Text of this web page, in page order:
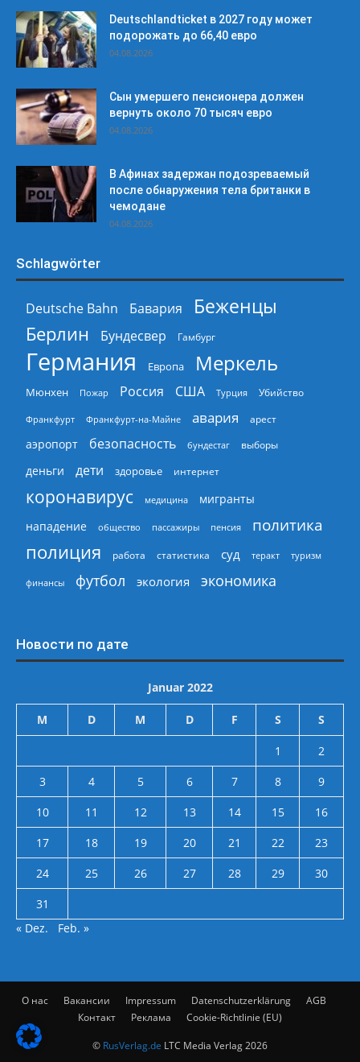
Deutschlandticket в 2027 году может
подорожать до 66,40 евро
04.08.2026
Сын умершего пенсионера должен
вернуть около 70 тысяч евро
04.08.2026
В Афинах задержан подозреваемый
после обнаружения тела британки в
чемодане
04.08.2026
Schlagwörter
Deutsche Bahn Бавария
Беженцы
Берлин
Бундесвер Гамбург
Германия Европа Меркель
Мюнхен Пожар Россия США Турция Убийство
Франкфурт Франкфурт-на-Майне авария арест
аэропорт безопасность бундестаг выборы
деньги дети здоровье интернет
коронавирус медицина
мигранты
нападение
общество пассажиры пенсия политика
полиция работа статистика суд теракт туризм
финансы футбол экология экономика
Новости по дате
Januar 2022
M D M D F S S
1
2
3
4 5 6 7 8
9
10
11 12 13 14 15
16
17
18 19 20 21 22
23
24
25 26 27 28 29
30
31
« Dez.
Feb. »
О нас Вакансии Impressum Datenschutzerklärung
AGB
Контакт
Реклама Cookie-Richtlinie (EU)
© RusVerlag.de LTC Media Verlag 2026